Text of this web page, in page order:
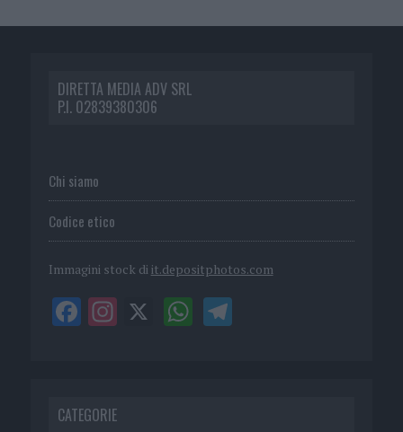
DIRETTA MEDIA ADV SRL
P.I. 02839380306
Chi siamo
Codice etico
Immagini stock di it.depositphotos.com
CATEGORIE